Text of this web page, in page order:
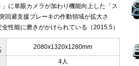
に単眼カメラが加わり機能向上した「ス
回避支援ブレーキの作動領域が拡大さ
性能に磨きがかけられている（2015.5）
2080x1320x1280mm
4人